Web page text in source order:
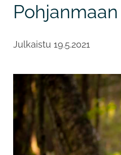
Julkaistu19.5.2021